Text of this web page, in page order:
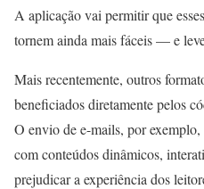
A aplicação vai permitir que
tornem ainda mais fáceis — e
Mais recentemente, outros
beneficiados diretamente pelos
O envio de e-mails, por
com conteúdos dinâmicos,
prejudicar a experiência dos